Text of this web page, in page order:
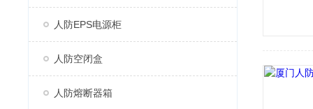
人防EPS电源柜
人防空闭盒
人防熔断器箱